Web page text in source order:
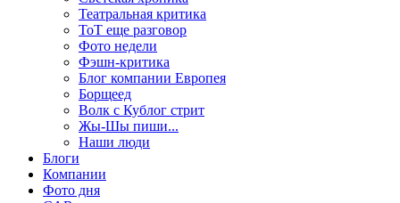
Театральная критика
ТоТ еще разговор
Фото недели
Фэшн-критика
Блог компании Европея
Борщеед
Волк с Кублог стрит
Жы-Шы пиши...
Наши люди
Блоги
Компании
Фото дня